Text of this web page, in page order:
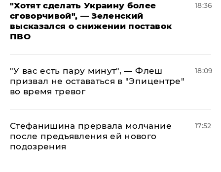
​"Хотят сделать Украину более
сговорчивой", — Зеленский
высказался о снижении поставок
ПВО
18:36
​"У вас есть пару минут", — Флеш
призвал не оставаться в "Эпицентре"
во время тревог
18:09
Стефанишина прервала молчание
после предъявления ей нового
подозрения
17:52